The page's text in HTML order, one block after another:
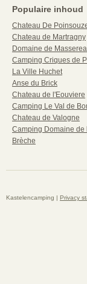
Populaire inhoud
Chateau De
Chateau de Martragny
Domaine de
Camping Criques de
La Ville Huchet
Anse du Brick
Chateau de l'Eouviere
Camping Le Val de
Chateau de Valogne
Camping Domaine de
Brèche
Kastelencamping | Privacy